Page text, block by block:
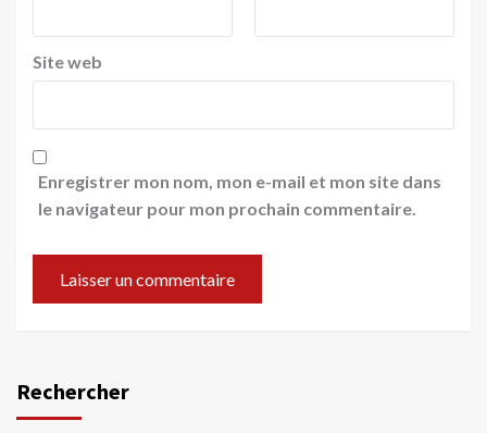
Site web
Enregistrer mon nom, mon e-mail et mon site dans
le navigateur pour mon prochain commentaire.
Rechercher